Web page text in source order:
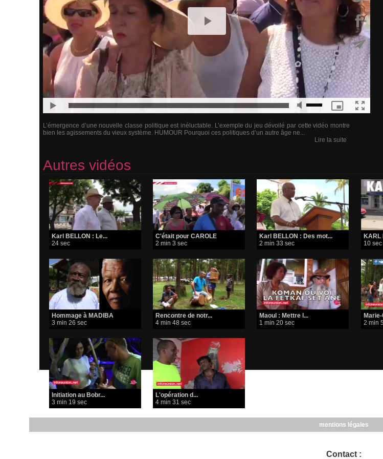
L’émergence d’une nouvelle classe politique est inéluctable. L’exemple du jeu dévoilé par cette vidéo montre
bien les agissements du vieux système. HUMOUR Pourquoi ces politiques d’un autre âge ne...
Lire la suite
Autres vidéos
Karl BELLON : Le...
24 sec
C'était pour CAROLE
2 min 3 sec
Karl BELLON : Des mot...
2 min 33 sec
KARL
10 sec
Hommage à MADIBA
3 min 26 sec
Rencontre de notr...
4 min 48 sec
Maoul : Mettre l...
1 min 20 sec
2 min
Initiation au Bobr...
3 min 19 sec
L'opération d...
4 min 31 sec
mentions légales
Contact :